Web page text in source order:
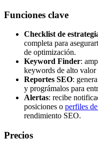
Funciones clave
Checklist de
completa para
de optimización.
Keyword Finder:
keywords de alto valor
Reportes SEO:
y prográmalos para
Alertas: recibe
posiciones o perfiles
rendimiento SEO.
Precios